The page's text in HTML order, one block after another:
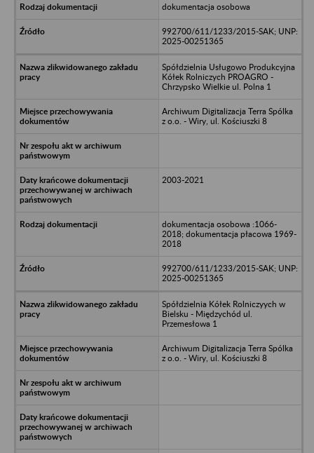
dokumentacja osobowa
992700/611/1233/2015-SAK; UNP:
2025-00251365
Spółdzielnia Usługowo Produkcyjna
Kółek Rolniczych PROAGRO -
Chrzypsko Wielkie ul. Polna 1
Archiwum Digitalizacja Terra Spólka
z o.o. - Wiry, ul. Kościuszki 8
2003-2021
dokumentacja osobowa :1066-
2018; dokumentacja płacowa 1969-
2018
992700/611/1233/2015-SAK; UNP:
2025-00251365
Spółdzielnia Kółek Rolniczyych w
Bielsku - Międzychód ul.
Przemesłowa 1
Archiwum Digitalizacja Terra Spólka
z o.o. - Wiry, ul. Kościuszki 8